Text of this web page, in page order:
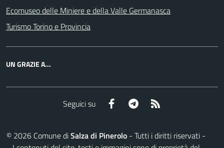
Ecomuseo delle Miniere e della Valle Germanasca
Turismo Torino e Provincia
UN GRAZIE A...
Seguici su Facebook Telegram
© 2026 Comune diSalza di Pinerolo - Tutti i diritti riservati -